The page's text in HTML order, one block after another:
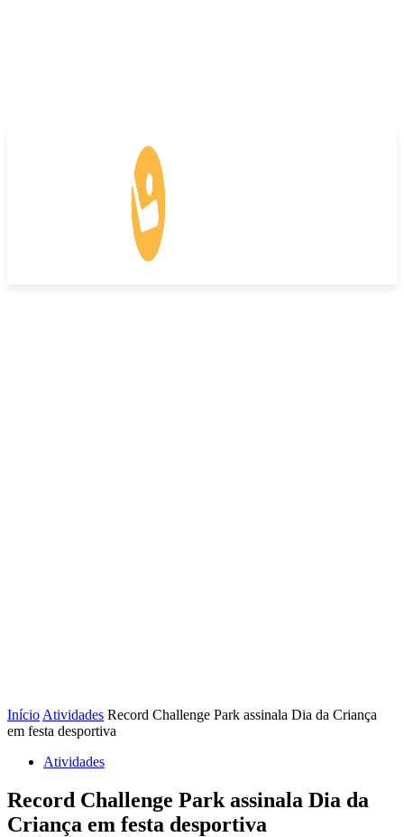
Início Atividades Record Challenge Park assinala Dia da Criança
em festa desportiva
Atividades
Record Challenge Park assinala Dia da
Criança em festa desportiva